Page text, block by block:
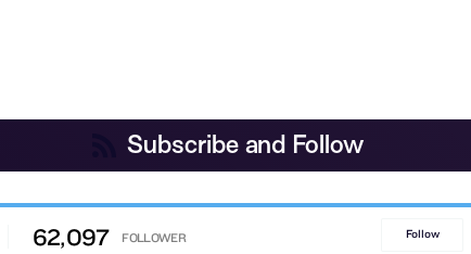
Subscribe and Follow
62,097 Follow